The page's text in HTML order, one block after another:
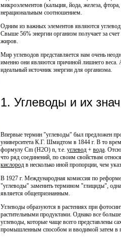
микроэлементов (кальция, йода, железа,
нерациональным соотношением.
Одним из важных элементов являются
Свыше 56% энергии организм получает за
жиров.
Мир углеводов представляется нам очень
именно они являются причиной лишнего веса.
идеальный источник энергии для организма.
1. Углеводы и их
Впервые термин "углеводы" был предложен
университета К.Г. Шмидтом в 1844 г. В то
формулу Cm (H2O) n, т.е. углевод + вода.
что ряд соединений, по своим свойствам
кислород в несколько иной пропорции, чем
В 1927 г. Международная комиссия по
"углеводы" заменить термином "глициды",
является общепризнанным.
Углеводы образуются в растениях при
растительными продуктами. Однако все
углеводы, которые чаще всего представлены
промышленным способом и вводимой затем в